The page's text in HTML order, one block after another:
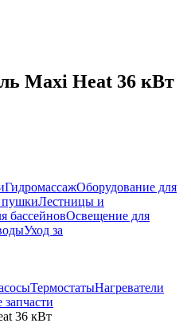
Maxi Heat 36 кВт
ГидромассажОборудование для
пушкиЛестницы и
бассейновОсвещение для
Уход за
ТермостатыНагреватели
запчасти
36 кВт